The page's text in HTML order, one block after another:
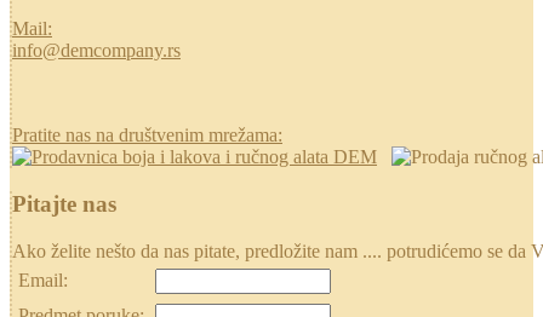
Mail:
info@demcompany.rs
Pratite nas na društvenim mrežama:
Pitajte nas
Ako želite nešto da nas pitate, predložite nam .... potrudićemo se
Email: